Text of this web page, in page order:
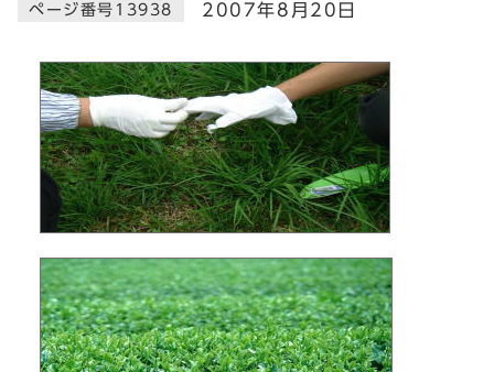
ページ番号13938 2007年8月20日